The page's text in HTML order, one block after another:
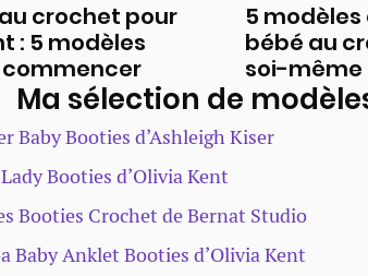
crochet pour
: 5 modèles
5
bébé au
soi-même
Ma sélection de
Baby Booties d’Ashleigh Kiser
Booties d’Olivia Kent
Booties Crochet de Bernat Studio
Baby Anklet Booties d’Olivia Kent